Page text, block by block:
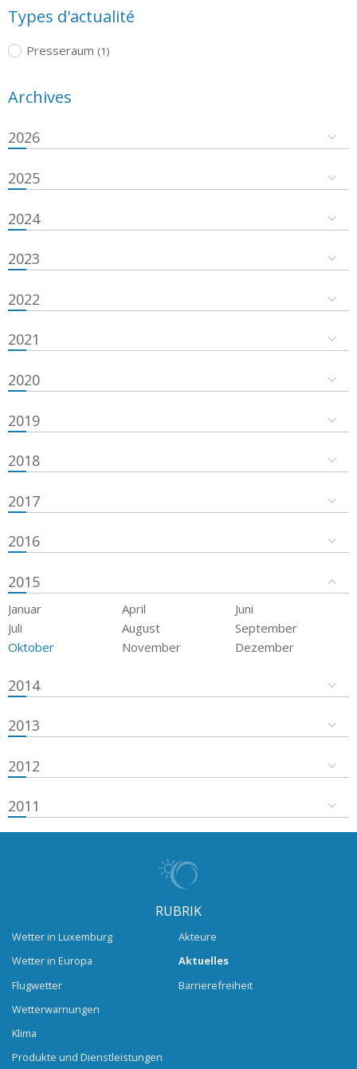
Types d'actualité
Presseraum (1)
Archives
2026
2025
2024
2023
2022
2021
2020
2019
2018
2017
2016
2015
Januar April
Juni
Juli
August
September
Oktober
November Dezember
2014
2013
2012
2011
RUBRIK
Wetter in Luxemburg
Wetter in Europa
Flugwetter
Wetterwarnungen
Klima
Produkte und Dienstleistungen
Akteure
Aktuelles
Barrierefreiheit